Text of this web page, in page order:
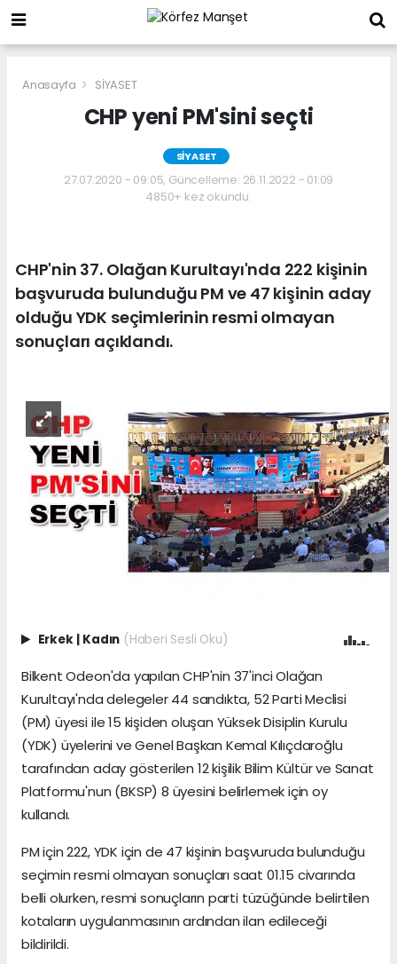
Anasayfa SİYASET
CHP yeni PM'sini seçti
SİYASET
27.07.2020 - 09:05, Güncelleme: 26.11.2022 - 01:09
4850+ kez okundu.
CHP'nin 37. Olağan Kurultayı'nda 222 kişinin
başvuruda bulunduğu PM ve 47 kişinin aday
olduğu YDK seçimlerinin resmi olmayan
sonuçları açıklandı.
Erkek | Kadın (Haberi Sesli Oku)
Bilkent Odeon'da yapılan CHP'nin 37'inci Olağan
Kurultayı'nda delegeler 44 sandıkta, 52 Parti Meclisi
(PM) üyesi ile 15 kişiden oluşan Yüksek Disiplin Kurulu
(YDK) üyelerini ve Genel Başkan Kemal Kılıçdaroğlu
tarafından aday gösterilen 12 kişilik Bilim Kültür ve Sanat
Platformu'nun (BKSP) 8 üyesini belirlemek için oy
kullandı.
PM için 222, YDK için de 47 kişinin başvuruda bulunduğu
seçimin resmi olmayan sonuçları saat 01.15 civarında
belli olurken, resmi sonuçların parti tüzüğünde belirtilen
kotaların uygulanmasının ardından ilan edileceği
bildirildi.